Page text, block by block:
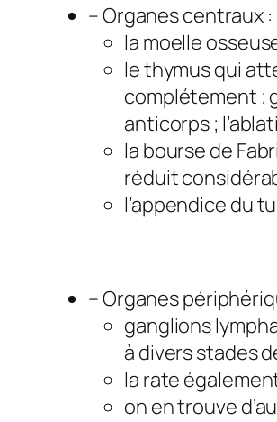
– Organes centraux :
la moelle
le thymus qui
complétement ;
anticorps ;
la bourse de
réduit
l’appendice du
– Organes
ganglions
à divers stades
la rate
on en trouve